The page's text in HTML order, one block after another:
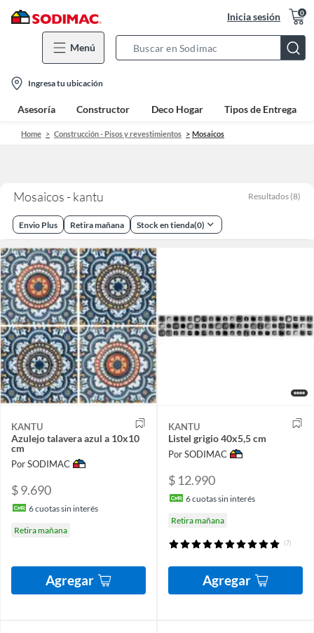
Inicia sesión 0
Menú
Bar
location-
icon
Ingresa tu ubicación
Asesoría Constructor Deco Hogar Tipos de Entrega
Home Construcción - Pisos y revestimientos Mosaicos
Mosaicos - kantu Resultados (8)
Envio Plus Retira mañana Stock en tienda(0)
KANTU
Azulejo talavera azul a 10x10
cm
Por SODIMAC
$ 9.690
6cuotas sin interés
Retira mañana
Agregar
KANTU
Listel grigio 40x5,5 cm
Por SODIMAC
$ 12.990
6cuotas sin interés
Retira mañana
(7)
Agregar